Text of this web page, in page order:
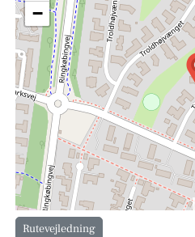
−
Rutevejledning